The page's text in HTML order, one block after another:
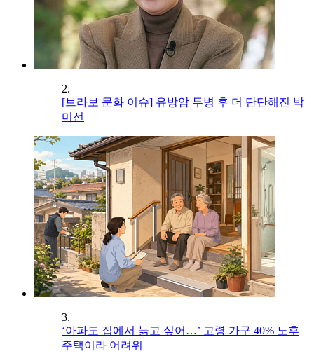
2.
[브라보 문화 이슈] 유방암 투병 후 더 단단해진 박
미선
3.
‘아파도 집에서 늙고 싶어…’ 고령 가구 40% 노후
주택이라 어려워